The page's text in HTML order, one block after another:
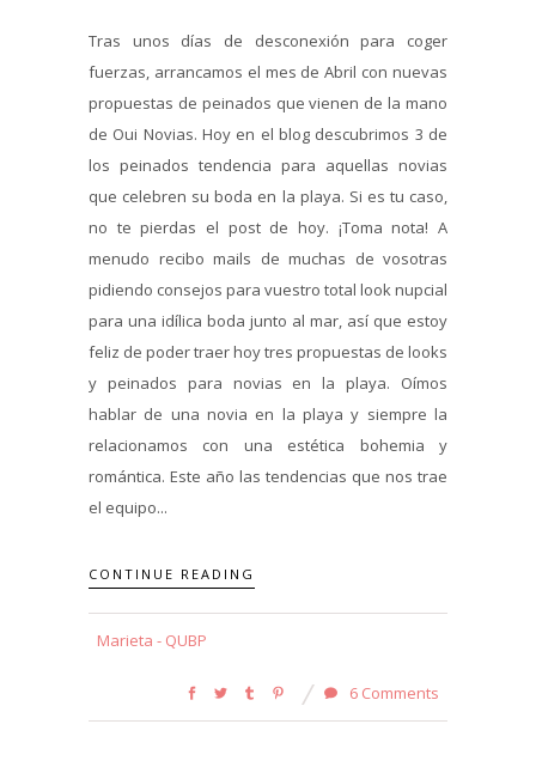
Tras unos días de desconexión para coger
fuerzas, arrancamos el mes de Abril con nuevas
propuestas de peinados que vienen de la mano
de Oui Novias. Hoy en el blog descubrimos 3 de
los peinados tendencia para aquellas novias
que celebren su boda en la playa. Si es tu caso,
no te pierdas el post de hoy. ¡Toma nota! A
menudo recibo mails de muchas de vosotras
pidiendo consejos para vuestro total look nupcial
para una idílica boda junto al mar, así que estoy
feliz de poder traer hoy tres propuestas de looks
y peinados para novias en la playa. Oímos
hablar de una novia en la playa y siempre la
relacionamos con una estética bohemia y
romántica. Este año las tendencias que nos trae
el equipo...
CONTINUE READING
Marieta - QUBP
6 Comments